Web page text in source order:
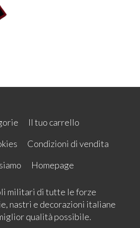
Il tuo carrello
Condizioni di vendita
Homepage
militari di tutte le forze
nastri e decorazioni italiane
qualità possibile.